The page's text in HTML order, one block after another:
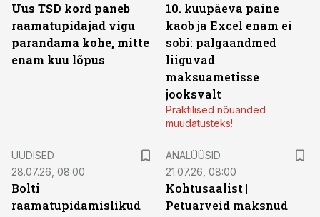
Uus TSD kord paneb
raamatupidajad vigu
parandama kohe, mitte
enam kuu lõpus
10. kuupäeva paine
kaob ja Excel enam ei
sobi: palgaandmed
liiguvad
maksuametisse
jooksvalt
Praktilised nõuanded
muudatusteks!
UUDISED
28.07.26, 08:00
Bolti
raamatupidamislikud
ANALÜÜSID
21.07.26, 08:00
Kohtusaalist |
Petuarveid maksnud